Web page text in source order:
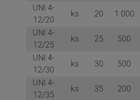
UNI 4-
12/20
ks 20 1 000
UNI 4-
12/25
ks 25 500
UNI 4-
12/30
ks 30 500
UNI 4-
12/35
ks 35 200